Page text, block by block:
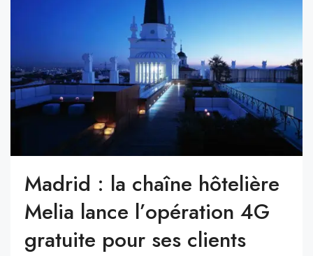
Madrid : la chaîne hôtelière
Melia lance l’opération 4G
gratuite pour ses clients